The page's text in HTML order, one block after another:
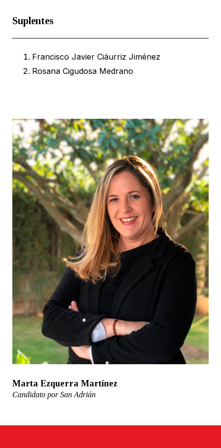
Suplentes
Francisco Javier Ciáurriz Jiménez
Rosana Cigudosa Medrano
Marta Ezquerra Martínez
Candidato por San Adrián